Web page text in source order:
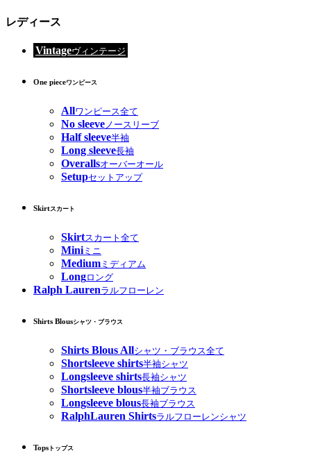
レディース
Vintageヴィンテージ
One pieceワンピース
Allワンピース全て
No sleeveノースリーブ
Half sleeve半袖
Long sleeve長袖
Overallsオーバーオール
Setupセットアップ
Skirtスカート
Skirtスカート全て
Miniミニ
Medium ミディアム
Longロング
Ralph Laurenラルフローレン
Shirts Blousシャツ・ブラウス
Shirts Blous Allシャツ・ブラウス全て
Shortsleeve shirts半袖シャツ
Longsleeve shirts長袖シャツ
Shortsleeve blous半袖ブラウス
Longsleeve blous長袖ブラウス
RalphLauren Shirtsラルフローレンシャツ
Tops トップス